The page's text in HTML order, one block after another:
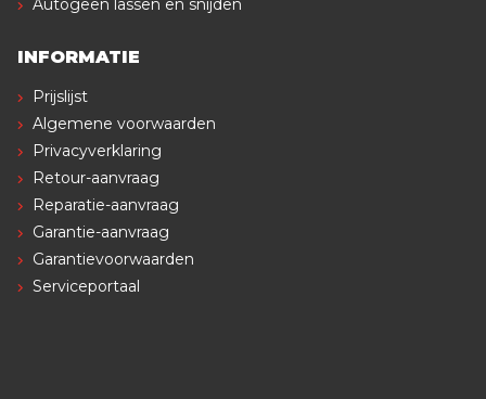
Autogeen lassen en snijden
INFORMATIE
Prijslijst
Algemene voorwaarden
Privacyverklaring
Retour-aanvraag
Reparatie-aanvraag
Garantie-aanvraag
Garantievoorwaarden
Serviceportaal